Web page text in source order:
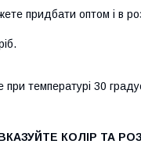
придбати оптом і в
температурі 30
КОЛІР ТА